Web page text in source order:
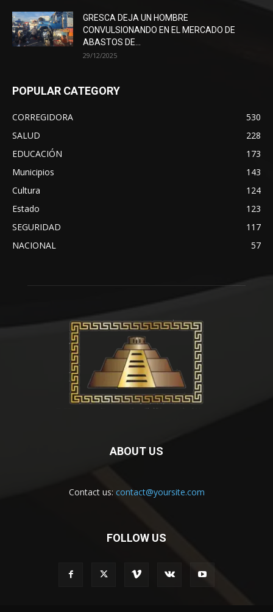
GRESCA DEJA UN HOMBRE
CONVULSIONANDO EN EL MERCADO DE
ABASTOS DE...
29/12/2025
POPULAR CATEGORY
CORREGIDORA
530
SALUD
228
EDUCACIÓN
173
Municipios
143
Cultura
124
Estado
123
SEGURIDAD
117
NACIONAL
57
ABOUT US
Contact us: contact@yoursite.com
FOLLOW US